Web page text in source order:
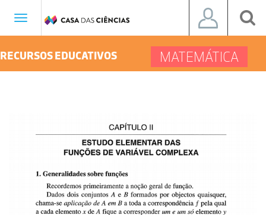
Toggle
RECURSOS EDUCATIVOS MATEMÁTICA